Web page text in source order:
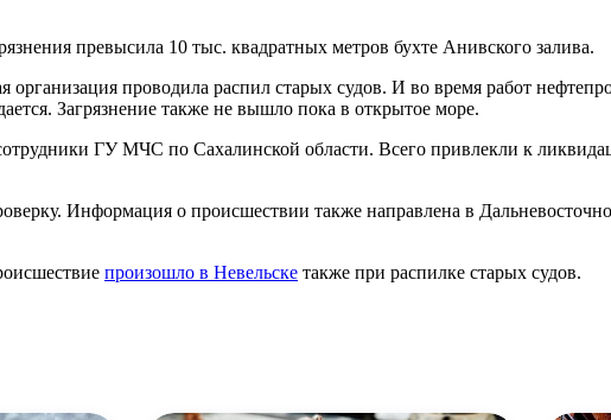
превысила 10 тыс. квадратных метров бухте Анивского залива.
проводила распил старых судов. И во время работ
Загрязнение также не вышло пока в открытое море.
ГУ МЧС по Сахалинской области. Всего привлекли к
Информация о происшествии также направлена в
произошло в Невельске также при распилке старых судов.